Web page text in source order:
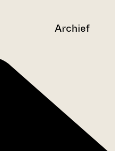
Archief